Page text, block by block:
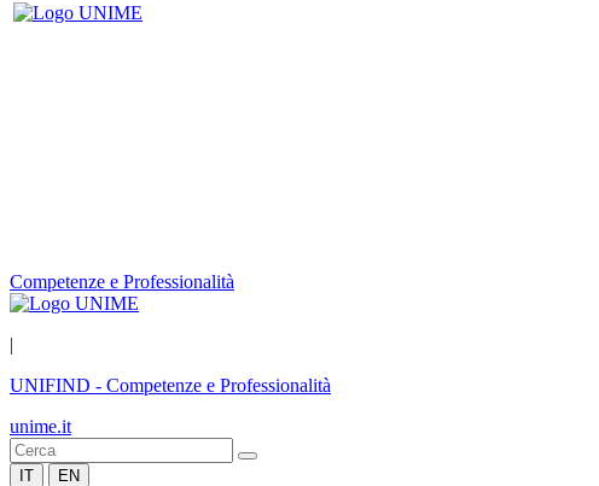
Competenze e Professionalità
|
UNIFIND - Competenze e Professionalità
unime.it
IT EN